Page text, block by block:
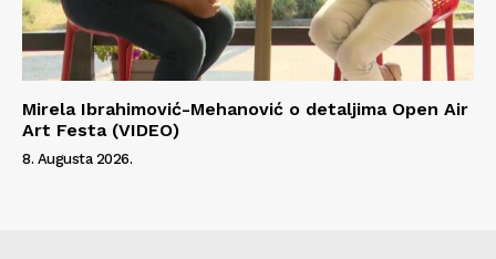
Mirela Ibrahimović-Mehanović o detaljima Open Air
Art Festa (VIDEO)
8. Augusta 2026.